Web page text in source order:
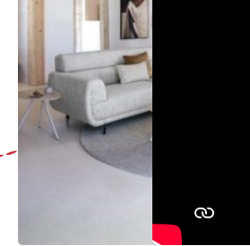
Klantenbeoordeling